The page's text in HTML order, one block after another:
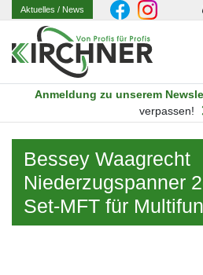
Aktuelles/ News
Anmeldung zu unserem
verpassen!
Bessey Waagrecht
Niederzugspanner
Set-MFT für